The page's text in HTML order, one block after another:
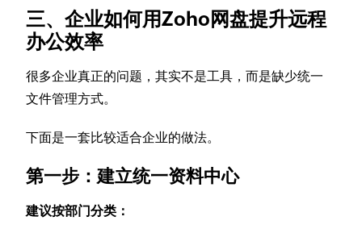
三、企业如何用Zoho网盘提升远程
办公效率
很多企业真正的问题，其实不是工具，而是缺少统一
文件管理方式。
下面是一套比较适合企业的做法。
第一步：建立统一资料中心
建议按部门分类：